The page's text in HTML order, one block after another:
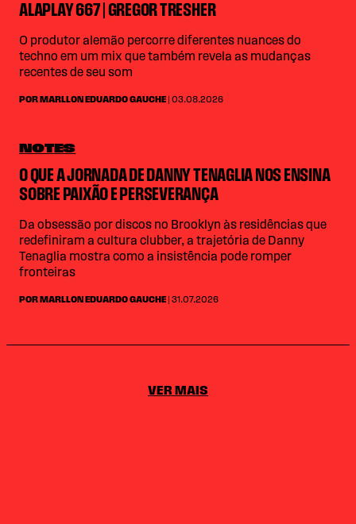
ALAPLAY 667 | GREGOR TRESHER
O produtor alemão percorre diferentes nuances do
techno em um mix que também revela as mudanças
recentes de seu som
POR MARLLON EDUARDO GAUCHE | 03.08.2026
NOTES
O QUE A JORNADA DE DANNY TENAGLIA NOS ENSINA
SOBRE PAIXÃO E PERSEVERANÇA
Da obsessão por discos no Brooklyn às residências que
redefiniram a cultura clubber, a trajetória de Danny
Tenaglia mostra como a insistência pode romper
fronteiras
POR MARLLON EDUARDO GAUCHE | 31.07.2026
VER MAIS